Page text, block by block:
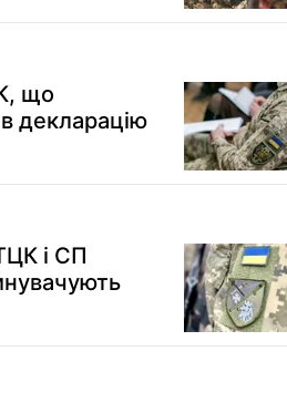
що
декларацію
і СП